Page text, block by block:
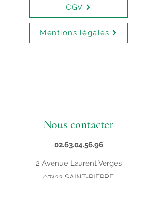
CGV
Mentions légales
Nous contacter
02.63.04.56.96
2 Avenue Laurent Verges
97432 SAINT-PIERRE